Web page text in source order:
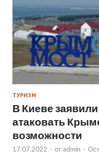
ТУРИЗМ
В Киеве
атаковать
возможности
17.07.2022 - от admin -